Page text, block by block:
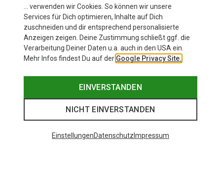
… verwenden wir Cookies. So können wir unsere
Services für Dich optimieren, Inhalte auf Dich
zuschneiden und dir entsprechend personalisierte
Anzeigen zeigen. Deine Zustimmung schließt ggf. die
Verarbeitung Deiner Daten u.a. auch in den USA ein.
Mehr Infos findest Du auf der Google Privacy Site.
EINVERSTANDEN
NICHT EINVERSTANDEN
EinstellungenDatenschutz Impressum